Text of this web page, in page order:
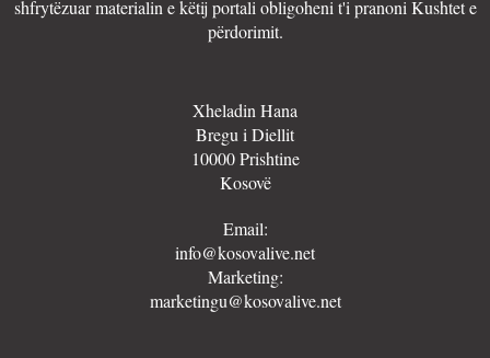
shfrytëzuar materialin e këtij portali obligoheni t'i pranoni Kushtet e
përdorimit.
Xheladin Hana
Bregu i Diellit
10000 Prishtine
Kosovë
Email:
info@kosovalive.net
Marketing:
marketingu@kosovalive.net